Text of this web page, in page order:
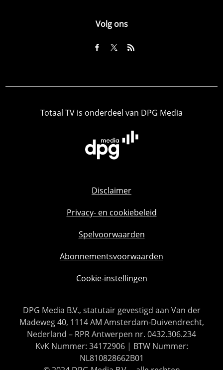
Volg ons
Totaal TV is onderdeel van DPG Media
Disclaimer
Privacy- en cookiebeleid
Spelvoorwaarden
Abonnementsvoorwaarden
Cookie-instellingen
DPG Media B.V., statutair gevestigd aan Van der
Madeweg 40, 1114 AM Amsterdam-Duivendrecht,
Nederland – RPR Antwerpen nr. 0432.306.234
KvK Nummer: 34172906 | BTW Nummer:
NL810828662B01